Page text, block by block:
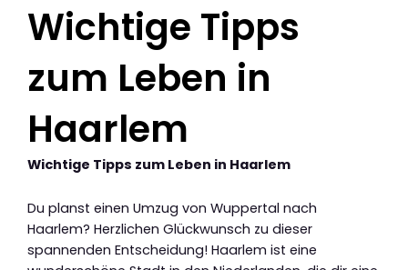
Wichtige Tipps
zum Leben in
Haarlem
Wichtige Tipps zum Leben in Haarlem
Du planst einen Umzug von Wuppertal nach
Haarlem? Herzlichen Glückwunsch zu dieser
spannenden Entscheidung! Haarlem ist eine